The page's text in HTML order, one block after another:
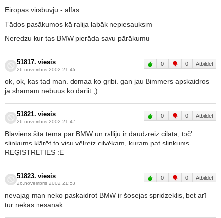
Eiropas virsbūvju - alfas
Tādos pasākumos kā ralija labāk nepiesauksim
Neredzu kur tas BMW pierāda savu pārākumu
51817. viesis
26.novembris 2002 21:45
0 0 Atbildēt
ok, ok, kas tad man. domaa ko gribi. gan jau Bimmers apskaidros
ja shamam nebuus ko dariit ;).
51821. viesis
26.novembris 2002 21:47
0 0 Atbildēt
Bļāviens šitā tēma par BMW un ralliju ir daudzreiz cilāta, toč'
slinkums klārēt to visu vēlreiz cilvēkam, kuram pat slinkums
REĢISTRĒTIES :E
51823. viesis
26.novembris 2002 21:53
0 0 Atbildēt
nevajag man neko paskaidrot BMW ir šosejas spridzeklis, bet arī
tur nekas nesanāk